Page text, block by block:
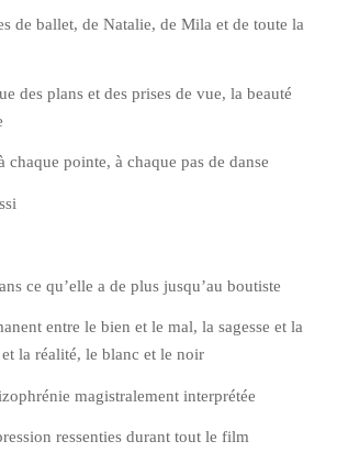
de ballet, de Natalie, de Mila et de toute la
des plans et des prises de vue, la beauté
chaque pointe, à chaque pas de danse
ce qu’elle a de plus jusqu’au boutiste
entre le bien et le mal, la sagesse et la
la réalité, le blanc et le noir
magistralement interprétée
ressenties durant tout le film